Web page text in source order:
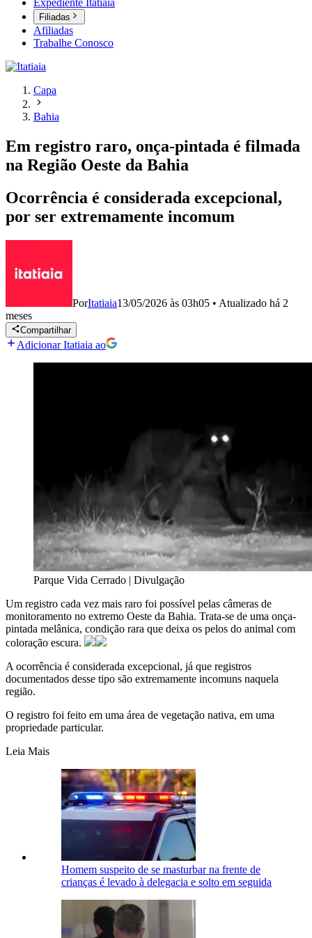
Expediente Itatiaia
Filiadas
Afiliadas
Trabalhe Conosco
Capa
Bahia
Em registro raro, onça-pintada é filmada
na Região Oeste da Bahia
Ocorrência é considerada excepcional,
por ser extremamente incomum
PorItatiaia13/05/2026 às 03h05 • Atualizado há 2
meses
Compartilhar
Adicionar Itatiaia ao
Parque Vida Cerrado | Divulgação
Um registro cada vez mais raro foi possível pelas câmeras de
monitoramento no extremo Oeste da Bahia. Trata-se de uma onça-
pintada melânica, condição rara que deixa os pelos do animal com
coloração escura.
A ocorrência é considerada excepcional, já que registros
documentados desse tipo são extremamente incomuns naquela
região.
O registro foi feito em uma área de vegetação nativa, em uma
propriedade particular.
Leia Mais
Homem suspeito de se masturbar na frente de
crianças é levado à delegacia e solto em seguida